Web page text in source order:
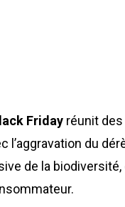
Friday réunit
l’aggravation du
de la